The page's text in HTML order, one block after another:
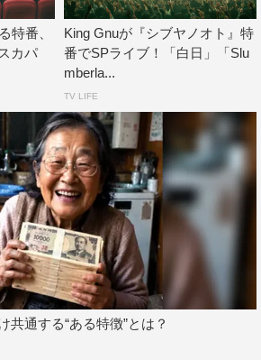
Kawakami
特番、
カパ
King Gnuが『シブヤノオト』特
番でSPライブ！「白日」「Slu
mberla...
TV LIFE
共通する“ある特徴”とは？